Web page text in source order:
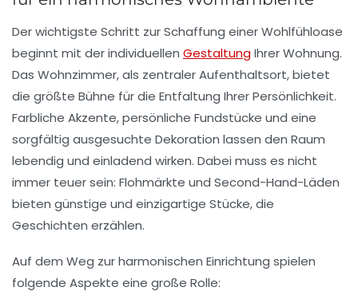
Der wichtigste Schritt zur Schaffung einerWohlfühloase
beginnt mit der individuellen GestaltungIhrerWohnung.
Das Wohnzimmer, als zentraler Aufenthaltsort, bietet
die größte Bühne für die Entfaltung Ihrer Persönlichkeit.
Farbliche Akzente, persönliche Fundstücke und eine
sorgfältig ausgesuchte Dekoration lassen den Raum
lebendig und einladend wirken. Dabei muss es nicht
immer teuer sein: Flohmärkte und Second-Hand-Läden
bieten günstige und einzigartige Stücke, die
Geschichten erzählen.
Auf dem Weg zur harmonischen Einrichtung spielen
folgende Aspekte eine große Rolle: